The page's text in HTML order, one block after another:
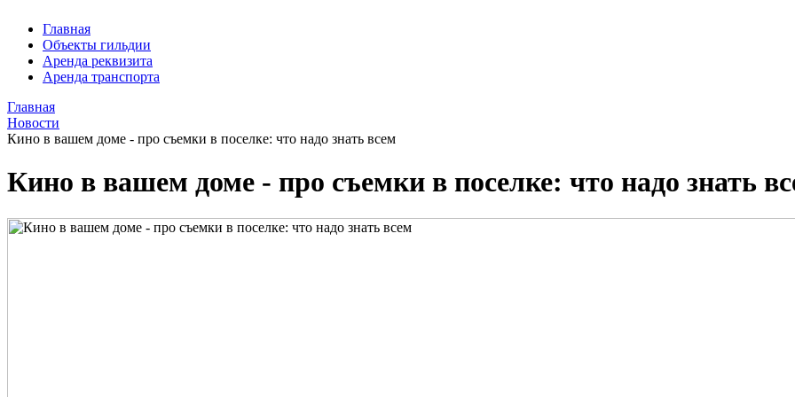
Главная
Объекты гильдии
Аренда реквизита
Аренда транспорта
Главная
Новости
Кино в вашем доме - про съемки в поселке: что надо знать всем
Кино в вашем доме - про съемки в поселке: что надо знать